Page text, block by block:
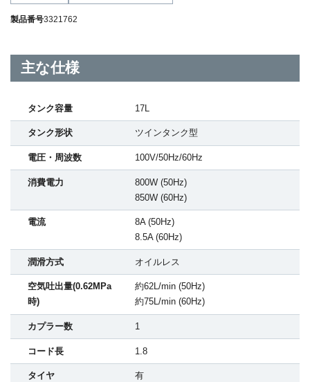
製品番号3321762
主な仕様
タンク容量 17L
タンク形状 ツインタンク型
電圧・周波数 100V/50Hz/60Hz
消費電力
800W (50Hz)
850W (60Hz)
電流
8A (50Hz)
8.5A (60Hz)
潤滑方式 オイルレス
空気吐出量(0.62MPa
時)
約62L/min (50Hz)
約75L/min (60Hz)
カプラー数 1
コード長 1.8
タイヤ 有